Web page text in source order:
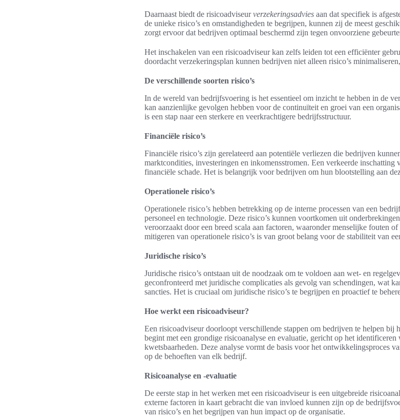
Daarnaast biedt de risicoadviseurverzekeringsadvies aan dat specifiek is
de unieke risico’s en omstandigheden te begrijpen, kunnen zij de meest
zorgt ervoor dat bedrijven optimaal beschermd zijn tegen onvoorziene
Het inschakelen van een risicoadviseur kan zelfs leiden tot een efficiënter
doordacht verzekeringsplan kunnen bedrijven niet alleen risico’s
De verschillende soorten risico’s
In de wereld van bedrijfsvoering is het essentieel om inzicht te hebben in de
kan aanzienlijke gevolgen hebben voor de continuïteit en groei van een
is een stap naar een sterkere en veerkrachtigere bedrijfsstructuur.
Financiële risico’s
Financiële risico’s zijn gerelateerd aan potentiële verliezen die bedrijven
marktcondities, investeringen en inkomensstromen. Een verkeerde inschatting
financiële schade. Het is belangrijk voor bedrijven om hun blootstelling aan
Operationele risico’s
Operationele risico’s hebben betrekking op de interne processen van een
personeel en technologie. Deze risico’s kunnen voortkomen uit
veroorzaakt door een breed scala aan factoren, waaronder menselijke fouten
mitigeren van operationele risico’s is van groot belang voor de stabiliteit van
Juridische risico’s
Juridische risico’s ontstaan uit de noodzaak om te voldoen aan wet- en
geconfronteerd met juridische complicaties als gevolg van schendingen, wat
sancties. Het is cruciaal om juridische risico’s te begrijpen en proactief te
Hoe werkt een risicoadviseur?
Een risicoadviseur doorloopt verschillende stappen om bedrijven te helpen bij
begint met een grondige risicoanalyse en evaluatie, gericht op het
kwetsbaarheden. Deze analyse vormt de basis voor het ontwikkelingsproces
op de behoeften van elk bedrijf.
Risicoanalyse en -evaluatie
De eerste stap in het werken met een risicoadviseur is een uitgebreide
externe factoren in kaart gebracht die van invloed kunnen zijn op de
van risico’s en het begrijpen van hun impact op de organisatie.